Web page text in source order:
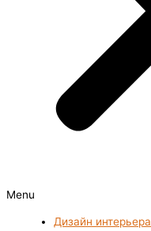
Menu
Дизайн интерьера